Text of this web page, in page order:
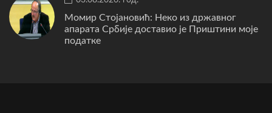
Момир Стојановић: Неко из државног
апарата Србије доставио је Приштини моје
податке